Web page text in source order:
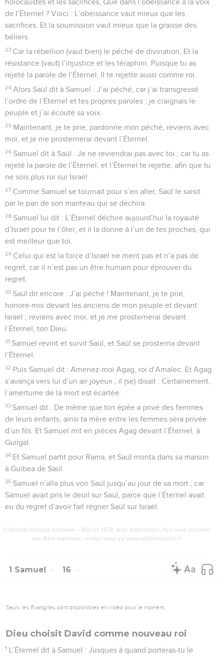
holocaustes et les sacrifices, Que dans l’obéissance à la voix
de l’Éternel ? Voici : L’obéissance vaut mieux que les
sacrifices, Et la soumission vaut mieux que la graisse des
béliers.
23 Car la rébellion (vaut bien) le péché de divination, Et la
résistance (vaut) l’injustice et les téraphim. Puisque tu as
rejeté la parole de l’Éternel, Il te rejette aussi comme roi.
24 Alors Saül dit à Samuel : J’ai péché, car j’ai transgressé
l’ordre de l’Éternel et tes propres paroles ; je craignais le
peuple et j’ai écouté sa voix.
25 Maintenant, je te prie, pardonne mon péché, reviens avec
moi, et je me prosternerai devant l’Éternel.
26 Samuel dit à Saül : Je ne reviendrai pas avec toi ; car tu as
rejeté la parole de l’Éternel, et l’Éternel te rejette, afin que tu
ne sois plus roi sur Israël.
27 Comme Samuel se tournait pour s’en aller, Saül le saisit
par le pan de son manteau qui se déchira.
28 Samuel lui dit : L’Éternel déchire aujourd’hui la royauté
d’Israël pour te l’ôter, et il la donne à l’un de tes proches, qui
est meilleur que toi.
29 Celui qui est la force d’Israël ne ment pas et n’a pas de
regret, car il n’est pas un être humain pour éprouver du
regret.
30 Saül dit encore : J’ai péché ! Maintenant, je te prie,
honore-moi devant les anciens de mon peuple et devant
Israël ; reviens avec moi, et je me prosternerai devant
l’Éternel, ton Dieu.
31 Samuel revint et suivit Saül, et Saül se prosterna devant
l’Éternel.
32 Puis Samuel dit : Amenez-moi Agag, roi d’Amalec. Et Agag
s’avança vers lui d’un air joyeux ; il (se) disait : Certainement,
l’amertume de la mort est écartée.
33 Samuel dit : De même que ton épée a privé des femmes
de leurs enfants, ainsi ta mère entre les femmes sera privée
d’un fils. Et Samuel mit en pièces Agag devant l’Éternel, à
Guilgal.
34 Et Samuel partit pour Rama, et Saül monta dans sa maison
à Guibea de Saül.
35 Samuel n’alla plus voir Saül jusqu’au jour de sa mort ; car
Samuel avait pris le deuil sur Saül, parce que l’Éternel avait
eu du regret d’avoir fait régner Saül sur Israël.
© Société biblique française – Bibli’O, 1978, avec autorisation. Pour vous procurer
une Bible imprimée, rendez-vous sur www.editionsbiblio.fr
1 Samuel 16
Seuls les Évangiles sont disponibles en vidéo pour le moment.
Dieu choisit David comme nouveau roi
1 L’Éternel dit à Samuel : Jusques à quand porteras-tu le